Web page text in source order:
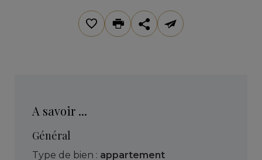
A savoir ...
Général
Type de bien : appartement